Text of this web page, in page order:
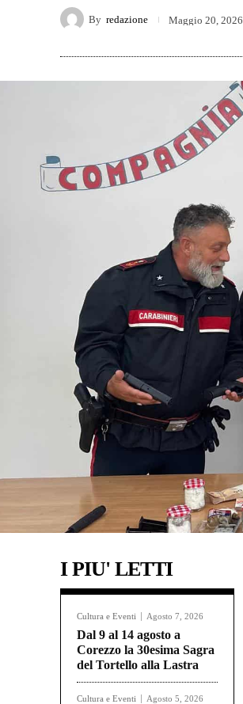
By redazione Maggio 20, 2026
I PIU' LETTI
Cultura e Eventi Agosto 7, 2026
Dal 9 al 14 agosto a
Corezzo la 30esima Sagra
del Tortello alla Lastra
Cultura e Eventi Agosto 5, 2026